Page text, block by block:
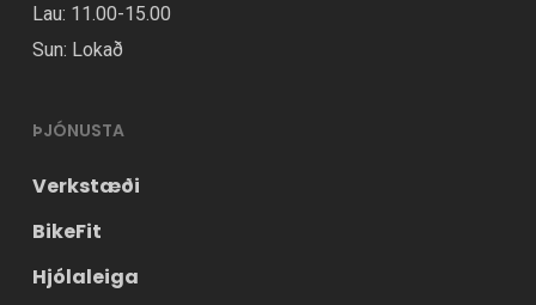
Lau: 11.00-15.00
Sun: Lokað
ÞJÓNUSTA
Verkstæði
BikeFit
Hjólaleiga